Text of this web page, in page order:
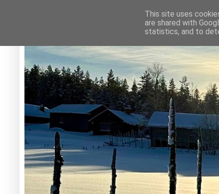
This site uses
are shared with
statistics, and to